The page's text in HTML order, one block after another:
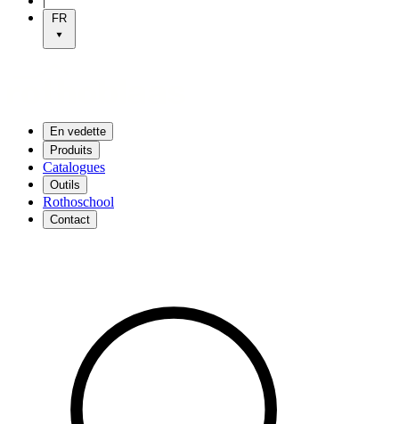
FR
En vedette
Produits
Catalogues
Outils
Rothoschool
Contact